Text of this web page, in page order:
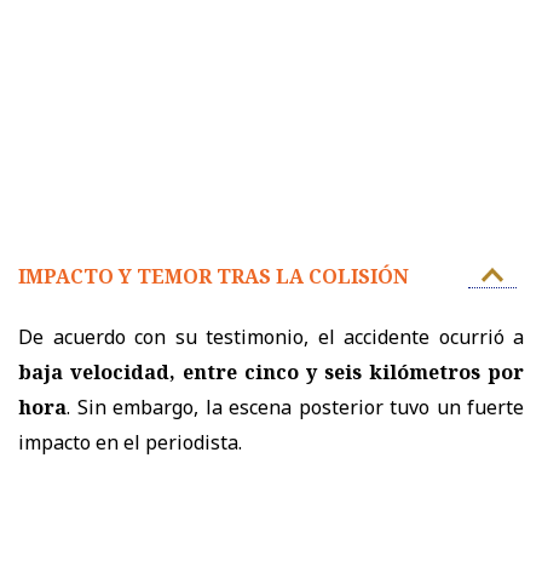
IMPACTO Y TEMOR TRAS LA COLISIÓN
De acuerdo con su testimonio, el accidente ocurrió a
baja velocidad, entre cinco y seis kilómetros por
hora. Sin embargo, la escena posterior tuvo un fuerte
impacto en el periodista.